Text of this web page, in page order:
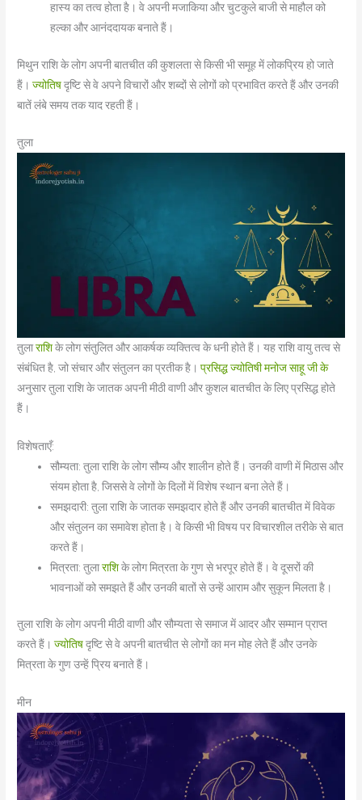
हास्य का तत्व होता है। वे अपनी मजाकिया और चुटकुले बाजी से माहौल को
हल्का और आनंददायक बनाते हैं।
मिथुन राशि के लोग अपनी बातचीत की कुशलता से किसी भी समूह में लोकप्रिय हो जाते
हैं।ज्योतिषदृष्टि से वे अपने विचारों और शब्दों से लोगों को प्रभावित करते हैं और उनकी
बातें लंबे समय तक याद रहती हैं।
तुला
तुलाराशिके लोग संतुलित और आकर्षक व्यक्तित्व के धनी होते हैं। यह राशि वायु तत्व से
संबंधित है, जो संचार और संतुलन का प्रतीक है। प्रसिद्ध ज्योतिषी मनोज साहू जी के
अनुसार तुला राशि के जातक अपनी मीठी वाणी और कुशल बातचीत के लिए प्रसिद्ध होते
हैं।
विशेषताएँ:
सौम्यता: तुला राशि के लोग सौम्य और शालीन होते हैं। उनकी वाणी में मिठास और
संयम होता है, जिससे वे लोगों के दिलों में विशेष स्थान बना लेते हैं।
समझदारी: तुला राशि के जातक समझदार होते हैं और उनकी बातचीत में विवेक
और संतुलन का समावेश होता है। वे किसी भी विषय पर विचारशील तरीके से बात
करते हैं।
मित्रता: तुलाराशिके लोग मित्रता के गुण से भरपूर होते हैं। वे दूसरों की
भावनाओं को समझते हैं और उनकी बातों से उन्हें आराम और सुकून मिलता है।
तुला राशि के लोग अपनी मीठी वाणी और सौम्यता से समाज में आदर और सम्मान प्राप्त
करते हैं।ज्योतिषदृष्टि से वे अपनी बातचीत से लोगों का मन मोह लेते हैं और उनके
मित्रता के गुण उन्हें प्रिय बनाते हैं।
मीन